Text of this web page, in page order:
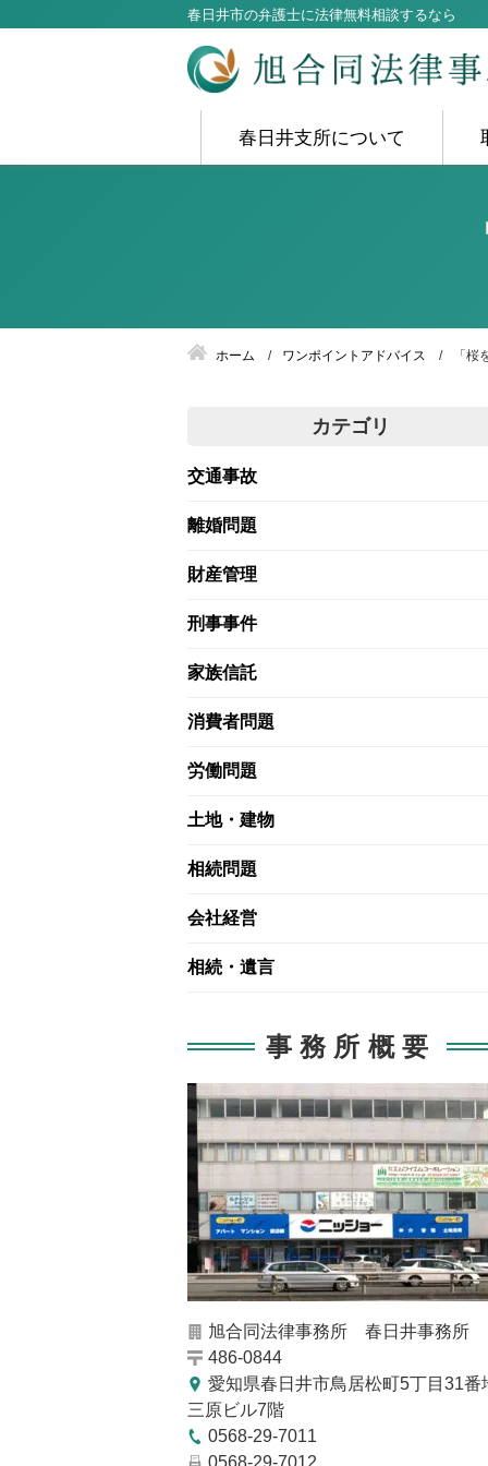
春日井市の弁護士に法律無料相談するなら
春日井支所について
ホーム ワンポイントアドバイス 「
カテゴリ
交通事故
離婚問題
財産管理
刑事事件
家族信託
消費者問題
労働問題
土地・建物
相続問題
会社経営
相続・遺言
事務所概要
旭合同法律事務所 春日井事務所
486-0844
愛知県春日井市鳥居松町5丁目31番
三原ビル7階
0568-29-7011
0568-29-7012